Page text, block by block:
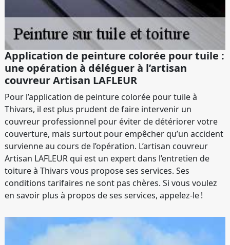
Application de peinture colorée pour tuile :
une opération à déléguer à l’artisan
couvreur Artisan LAFLEUR
Pour l’application de peinture colorée pour tuile à
Thivars, il est plus prudent de faire intervenir un
couvreur professionnel pour éviter de détériorer votre
couverture, mais surtout pour empêcher qu’un accident
survienne au cours de l’opération. L’artisan couvreur
Artisan LAFLEUR qui est un expert dans l’entretien de
toiture à Thivars vous propose ses services. Ses
conditions tarifaires ne sont pas chères. Si vous voulez
en savoir plus à propos de ses services, appelez-le !